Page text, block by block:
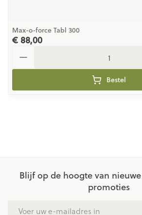
Max-o-force Tabl 300
€ 88,00
Bestel
Blijf op de hoogte van
promoties